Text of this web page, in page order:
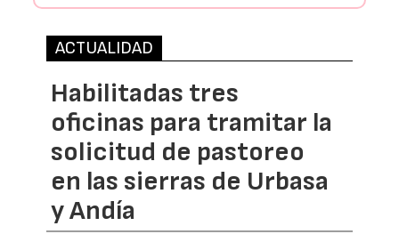
ACTUALIDAD
Habilitadas tres
oficinas para tramitar la
solicitud de pastoreo
en las sierras de Urbasa
y Andía